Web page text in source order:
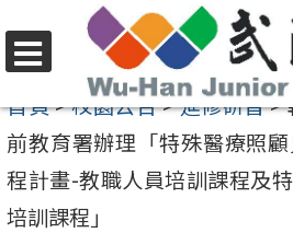
至
要
內
容
選
單
首頁>校園公告>進修研習>
前教育署辦理「特殊醫療照
程計畫-教職人員培訓課程及
培訓課程」